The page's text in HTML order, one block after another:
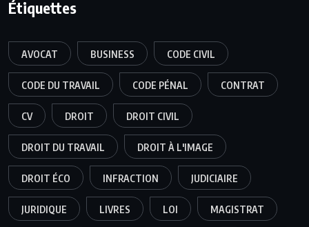
Étiquettes
AVOCAT BUSINESS CODE CIVIL
CODE DU TRAVAIL CODE PÉNAL CONTRAT
CV DROIT DROIT CIVIL
DROIT DU TRAVAIL DROIT À L'IMAGE
DROIT ÉCO INFRACTION JUDICIAIRE
JURIDIQUE LIVRES LOI MAGISTRAT